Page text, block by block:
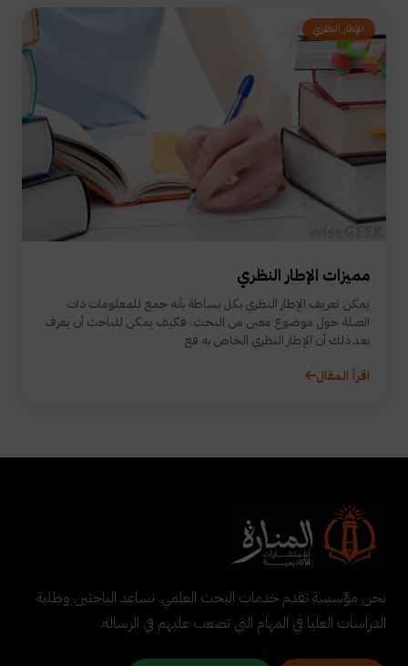
الإطار النظري
مميزات الإطار النظري
يمكن تعريف الإطار النظري بكل بساطة بأنه جمع للمعلومات ذات
الصلة حول موضوع معين من البحث. فكيف يمكن للباحث أن يعرف
بعد ذلك أن الإطار النظري الخاص به فع
اقرأ المقال
نحن مؤسسة تقدم خدمات البحث العلمي. نساعد الباحثين وطلبة
الدراسات العليا في المهام التي تصعب عليهم في الرسالة.